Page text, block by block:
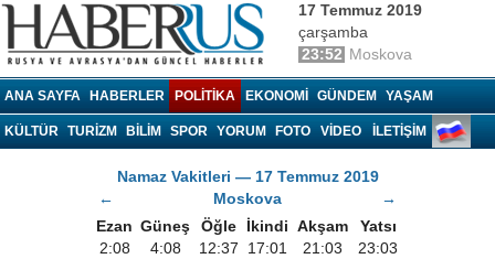
Haberrus.com
17 Temmuz 2019
çarşamba
23:52 Moskova
ANA SAYFA HABERLER POLITIKA EKONOMI GÜNDEM YAŞAM
KÜLTÜR TURIZM BILIM SPOR YORUM FOTO VIDEO İLETİŞİM
Namaz Vakitleri — 17 Temmuz 2019
←
Moskova
→
Ezan Güneş Öğle İkindi Akşam
Yatsı
2:08
4:08 12:37 17:01 21:03 23:03